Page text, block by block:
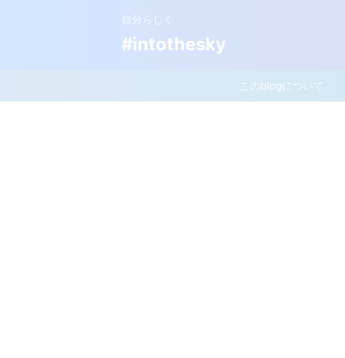
自分らしく
#intothesky
このblogについて